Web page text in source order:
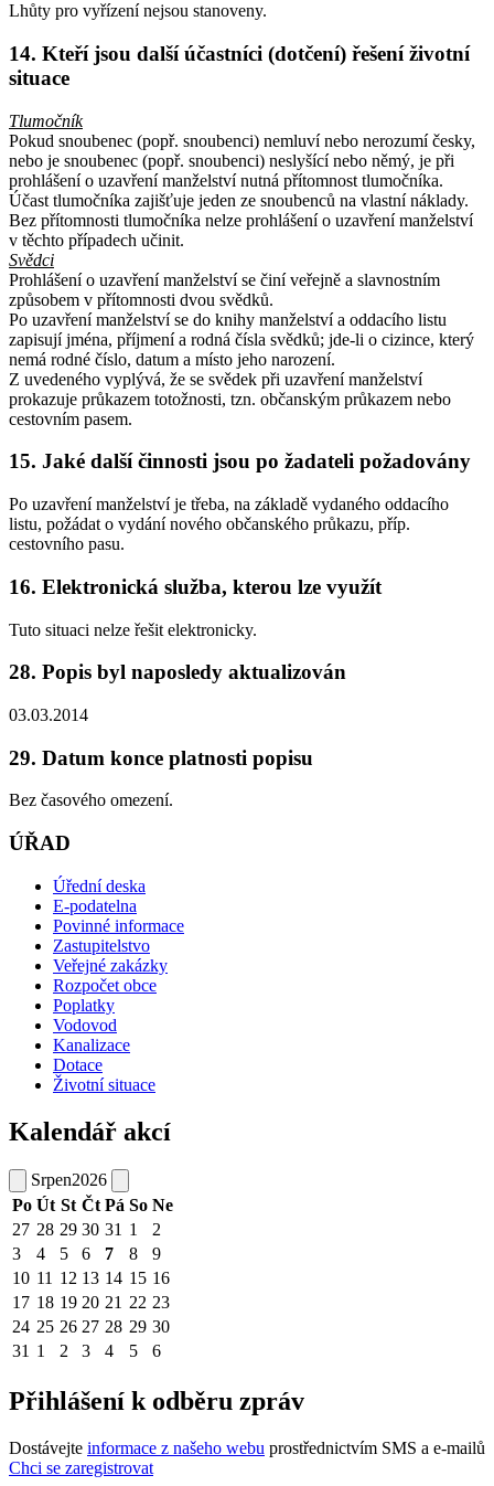
Lhůty pro vyřízení nejsou stanoveny.
14. Kteří jsou další účastníci (dotčení) řešení životní
situace
Tlumočník
Pokud snoubenec (popř. snoubenci) nemluví nebo nerozumí česky,
nebo je snoubenec (popř. snoubenci) neslyšící nebo němý, je při
prohlášení o uzavření manželství nutná přítomnost tlumočníka.
Účast tlumočníka zajišťuje jeden ze snoubenců na vlastní náklady.
Bez přítomnosti tlumočníka nelze prohlášení o uzavření manželství
v těchto případech učinit.
Svědci
Prohlášení o uzavření manželství se činí veřejně a slavnostním
způsobem v přítomnosti dvou svědků.
Po uzavření manželství se do knihy manželství a oddacího listu
zapisují jména, příjmení a rodná čísla svědků; jde-li o cizince, který
nemá rodné číslo, datum a místo jeho narození.
Z uvedeného vyplývá, že se svědek při uzavření manželství
prokazuje průkazem totožnosti, tzn. občanským průkazem nebo
cestovním pasem.
15. Jaké další činnosti jsou po žadateli požadovány
Po uzavření manželství je třeba, na základě vydaného oddacího
listu, požádat o vydání nového občanského průkazu, příp.
cestovního pasu.
16. Elektronická služba, kterou lze využít
Tuto situaci nelze řešit elektronicky.
28. Popis byl naposledy aktualizován
03.03.2014
29. Datum konce platnosti popisu
Bez časového omezení.
ÚŘAD
Úřední deska
E-podatelna
Povinné informace
Zastupitelstvo
Veřejné zakázky
Rozpočet obce
Poplatky
Vodovod
Kanalizace
Dotace
Životní situace
Kalendář akcí
Srpen2026
Po Út St Čt Pá So Ne
27 28 29 30 31 1
2
3
4 5 6 7 8
9
10 11 12 13 14 15 16
17 18 19 20 21 22 23
24 25 26 27 28 29 30
31 1 2 3 4 5 6
Přihlášení k odběru zpráv
Dostávejte informace z našeho webu prostřednictvím SMS a e-mailů
Chci se zaregistrovat